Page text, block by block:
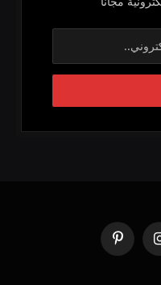
الانستغرامبينتيريست